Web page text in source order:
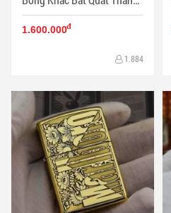
Chú Phiên Bản Amor - Mã
SP: ZPC1190-169
1.600.000đ
1.884